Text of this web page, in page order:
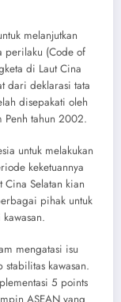
melanjutkan
perilaku (Code of
di Laut Cina
dari deklarasi tata
disepakati oleh
Penh tahun 2002.
untuk melakukan
keketuannya
Selatan kian
pihak untuk
mengatasi isu
kawasan.
5 points